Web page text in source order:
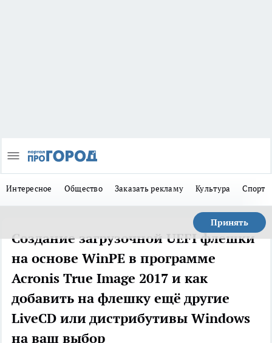
Интересное Общество Заказать рекламу Культура Спорт
Принять
Создание загрузочной UEFI флешки
на основе WinPE в программе
Acronis True Image 2017 и как
добавить на флешку ещё другие
LiveCD или дистрибутивы Windows
на ваш выбор